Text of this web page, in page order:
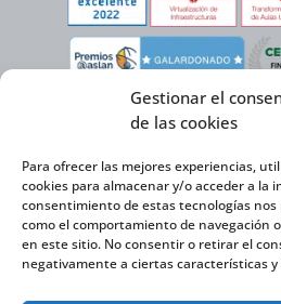
Gestionar el
de las cookies
Para ofrecer las mejores experiencias,
cookies para almacenar y/o acceder a la
consentimiento de estas tecnologías
como el comportamiento de navegación
en este sitio. No consentir o retirar el
negativamente a ciertas características